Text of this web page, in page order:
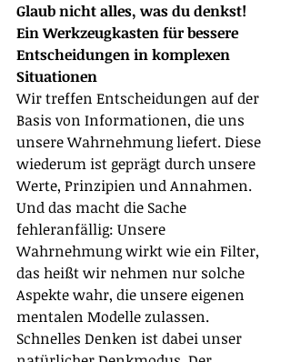
Glaub nicht alles, was du denkst!
Ein Werkzeugkasten für bessere
Entscheidungen in komplexen
Situationen
Wir treffen Entscheidungen auf der
Basis von Informationen, die uns
unsere Wahrnehmung liefert. Diese
wiederum ist geprägt durch unsere
Werte, Prinzipien und Annahmen.
Und das macht die Sache
fehleranfällig: Unsere
Wahrnehmung wirkt wie ein Filter,
das heißt wir nehmen nur solche
Aspekte wahr, die unsere eigenen
mentalen Modelle zulassen.
Schnelles Denken ist dabei unser